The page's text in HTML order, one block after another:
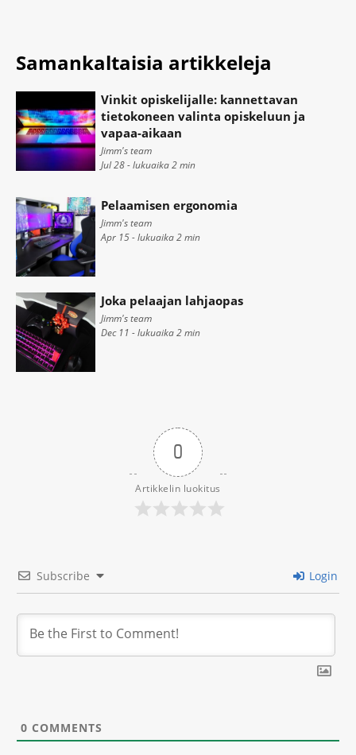
Samankaltaisia artikkeleja
Vinkit opiskelijalle: kannettavan
tietokoneen valinta opiskeluun ja
vapaa-aikaan
Jimm's team
Jul 28 - lukuaika2min
Pelaamisen ergonomia
Jimm's team
Apr 15 - lukuaika2min
Joka pelaajan lahjaopas
Jimm's team
Dec 11 - lukuaika2min
0
Artikkelin luokitus
Subscribe Login
0 COMMENTS